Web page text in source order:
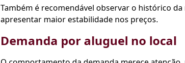
Também é recomendável observar o histórico
apresentar maior estabilidade nos preços.
Demanda por aluguel no local